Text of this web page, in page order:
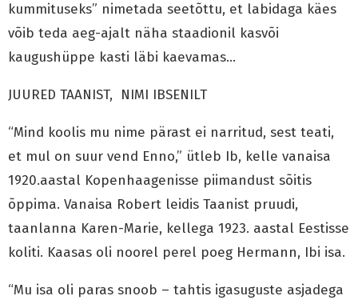
kummituseks” nimetada seetõttu, et labidaga käes
võib teda aeg-ajalt näha staadionil kasvõi
kaugushüppe kasti läbi kaevamas…
JUURED TAANIST, NIMI IBSENILT
“Mind koolis mu nime pärast ei narritud, sest teati,
et mul on suur vend Enno,” ütleb Ib, kelle vanaisa
1920.aastal Kopenhaagenisse piimandust sõitis
õppima. Vanaisa Robert leidis Taanist pruudi,
taanlanna Karen-Marie, kellega 1923. aastal Eestisse
koliti. Kaasas oli noorel perel poeg Hermann, Ibi isa.
“Mu isa oli paras snoob – tahtis igasuguste asjadega